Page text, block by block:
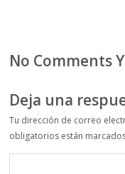
No Comments
Deja una
Tu dirección de correo
obligatorios están